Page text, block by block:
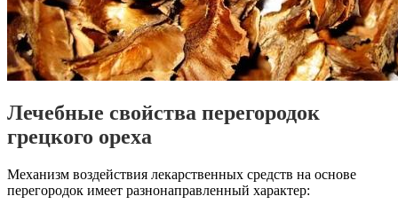
Лечебные свойства перегородок
грецкого ореха
Механизм воздействия лекарственных средств на основе
перегородок имеет разнонаправленный характер: